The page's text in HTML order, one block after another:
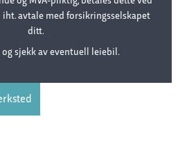
avtale med forsikringsselskapet
ditt.
og sjekk av eventuell leiebil.